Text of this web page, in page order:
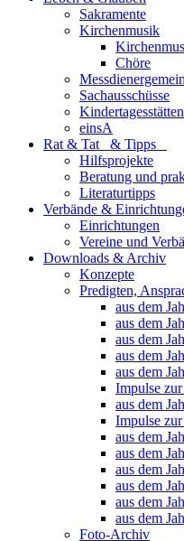
Sakramente
Kirchenmusik
Chöre
Sachausschüsse
Kindertagesstätten
einsA
Rat & Tat & Tipps
Hilfsprojekte
Beratung und
Literaturtipps
Verbände &
Einrichtungen
Vereine und
Downloads & Archiv
Konzepte
Predigten,
aus dem
aus dem
aus dem
aus dem
aus dem
Impulse
aus dem
Impulse
aus dem
aus dem
aus dem
aus dem
aus dem
aus dem
Foto-Archiv